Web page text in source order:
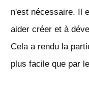
n'est nécessaire. Il
aider créer et à
Cela a rendu la
plus facile que par